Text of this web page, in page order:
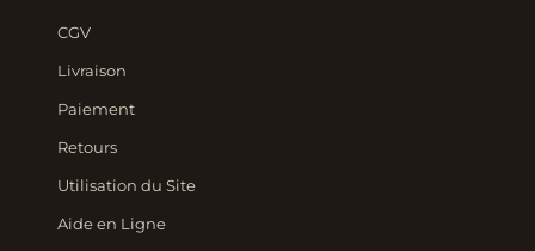
CGV
Livraison
Paiement
Retours
Utilisation du Site
Aide en Ligne